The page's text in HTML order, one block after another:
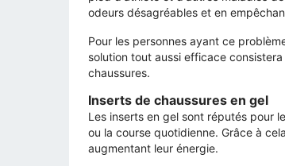
odeurs désagréables et en
Pour les personnes ayant ce
solution tout aussi efficace
chaussures.
Inserts de chaussures en gel
Les inserts en gel sont réputés pour
ou la course quotidienne. Grâce à
augmentant leur énergie.